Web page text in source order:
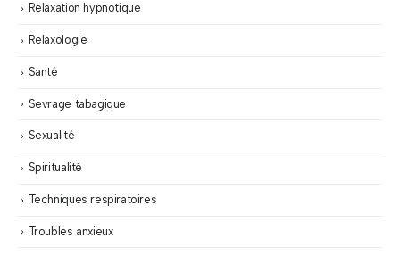
Relaxation hypnotique
Relaxologie
Santé
Sevrage tabagique
Sexualité
Spiritualité
Techniques respiratoires
Troubles anxieux